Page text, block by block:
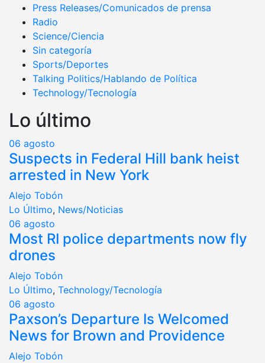
Press Releases/Comunicados de prensa
Radio
Science/Ciencia
Sin categoría
Sports/Deportes
Talking Politics/Hablando de Política
Technology/Tecnología
Lo último
06 agosto
Suspects in Federal Hill bank heist
arrested in New York
Alejo Tobón
Lo Último, News/Noticias
06 agosto
Most RI police departments now fly
drones
Alejo Tobón
Lo Último, Technology/Tecnología
06 agosto
Paxson’s Departure Is Welcomed
News for Brown and Providence
Alejo Tobón